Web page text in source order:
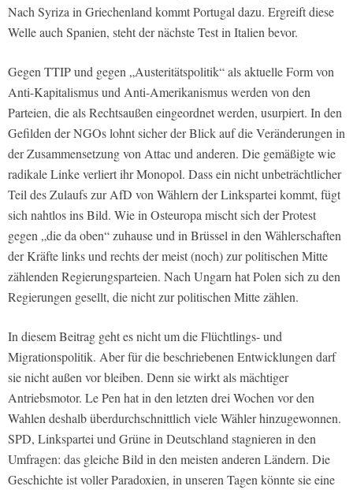
Nach Syriza in Griechenland kommt Portugal dazu. Ergreift diese
Welle auch Spanien, steht der nächste Test in Italien bevor.
Gegen TTIP und gegen „Austeritätspolitik“ als aktuelle Form von
Anti-Kapitalismus und Anti-Amerikanismus werden von den
Parteien, die als Rechtsaußen eingeordnet werden, usurpiert. In den
Gefilden der NGOs lohnt sicher der Blick auf die Veränderungen in
der Zusammensetzung von Attac und anderen. Die gemäßigte wie
radikale Linke verliert ihr Monopol. Dass ein nicht unbeträchtlicher
Teil des Zulaufs zur AfD von Wählern der Linkspartei kommt, fügt
sich nahtlos ins Bild. Wie in Osteuropa mischt sich der Protest
gegen „die da oben“ zuhause und in Brüssel in den Wählerschaften
der Kräfte links und rechts der meist (noch) zur politischen Mitte
zählenden Regierungsparteien. Nach Ungarn hat Polen sich zu den
Regierungen gesellt, die nicht zur politischen Mitte zählen.
In diesem Beitrag geht es nicht um die Flüchtlings- und
Migrationspolitik. Aber für die beschriebenen Entwicklungen darf
sie nicht außen vor bleiben. Denn sie wirkt als mächtiger
Antriebsmotor. Le Pen hat in den letzten drei Wochen vor den
Wahlen deshalb überdurchschnittlich viele Wähler hinzugewonnen.
SPD, Linkspartei und Grüne in Deutschland stagnieren in den
Umfragen: das gleiche Bild in den meisten anderen Ländern. Die
Geschichte ist voller Paradoxien, in unseren Tagen könnte sie eine